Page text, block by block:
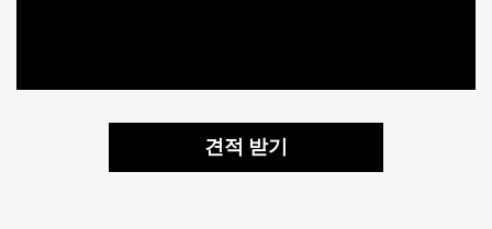
견적 받기